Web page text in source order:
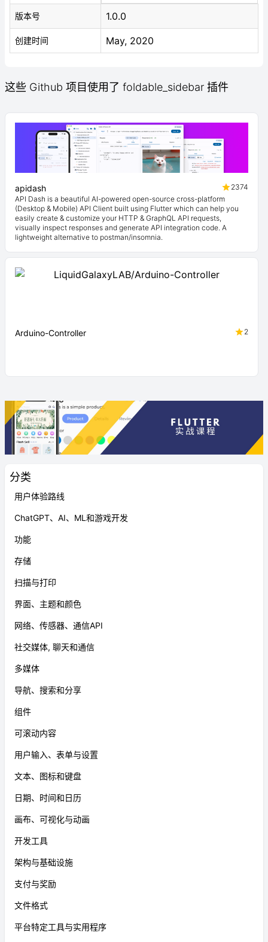
分类
用户体验路线
ChatGPT、AI、ML和游戏开发
功能
存储
扫描与打印
界面、主题和颜色
网络、传感器、通信API
社交媒体, 聊天和通信
多媒体
导航、搜索和分享
组件
可滚动内容
用户输入、表单与设置
文本、图标和键盘
日期、时间和日历
画布、可视化与动画
开发工具
架构与基础设施
支付与奖励
文件格式
平台特定工具与实用程序
版本号 1.0.0
创建时间 May, 2020
这些 Github 项目使用了 foldable_sidebar 插件
apidash
2374
API Dash is a beautiful AI-powered open-source cross-platform
(Desktop & Mobile) API Client built using Flutter which can help you
easily create & customize your HTTP & GraphQL API requests,
visually inspect responses and generate API integration code. A
lightweight alternative to postman/insomnia.
Arduino-Controller 2